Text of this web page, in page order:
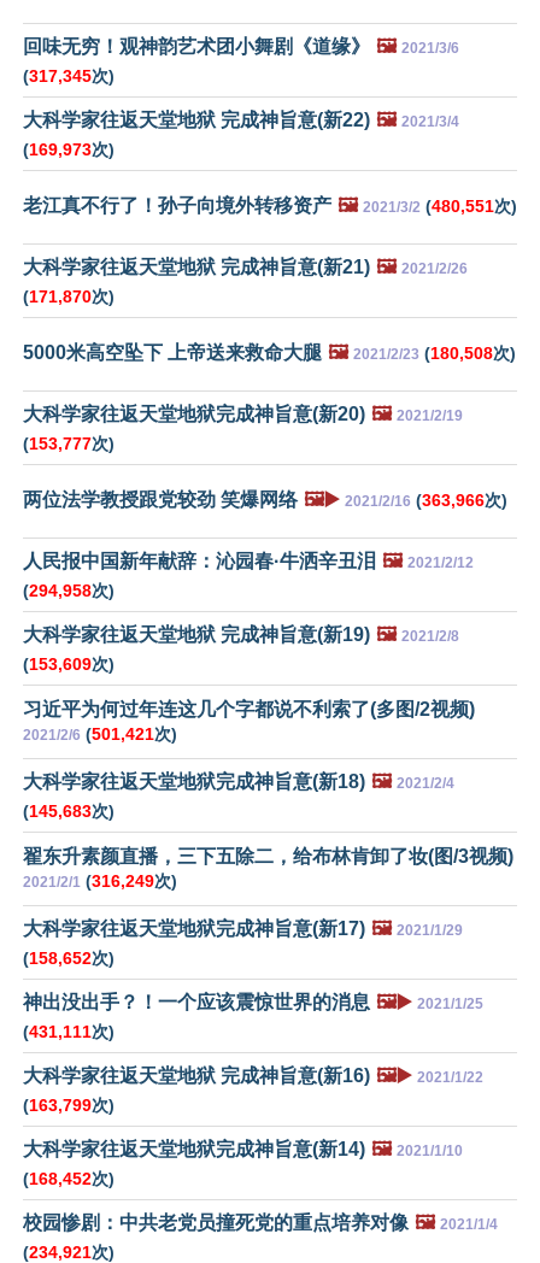
回味无穷！观神韵艺术团小舞剧《道缘》 🖼️ 2021/3/6
(317,345次)
大科学家往返天堂地狱 完成神旨意(新22) 🖼️ 2021/3/4
(169,973次)
老江真不行了！孙子向境外转移资产 🖼️ 2021/3/2 (480,551次)
大科学家往返天堂地狱 完成神旨意(新21) 🖼️ 2021/2/26
(171,870次)
5000米高空坠下 上帝送来救命大腿 🖼️ 2021/2/23 (180,508次)
大科学家往返天堂地狱完成神旨意(新20) 🖼️ 2021/2/19
(153,777次)
两位法学教授跟党较劲 笑爆网络 🖼️▶️ 2021/2/16 (363,966次)
人民报中国新年献辞：沁园春·牛洒辛丑泪 🖼️ 2021/2/12
(294,958次)
大科学家往返天堂地狱 完成神旨意(新19) 🖼️ 2021/2/8
(153,609次)
习近平为何过年连这几个字都说不利索了(多图/2视频)
2021/2/6 (501,421次)
大科学家往返天堂地狱完成神旨意(新18) 🖼️ 2021/2/4
(145,683次)
翟东升素颜直播，三下五除二，给布林肯卸了妆(图/3视频)
2021/2/1 (316,249次)
大科学家往返天堂地狱完成神旨意(新17) 🖼️ 2021/1/29
(158,652次)
神出没出手？！一个应该震惊世界的消息 🖼️▶️ 2021/1/25
(431,111次)
大科学家往返天堂地狱 完成神旨意(新16) 🖼️▶️ 2021/1/22
(163,799次)
大科学家往返天堂地狱完成神旨意(新14) 🖼️ 2021/1/10
(168,452次)
校园惨剧：中共老党员撞死党的重点培养对像 🖼️ 2021/1/4
(234,921次)